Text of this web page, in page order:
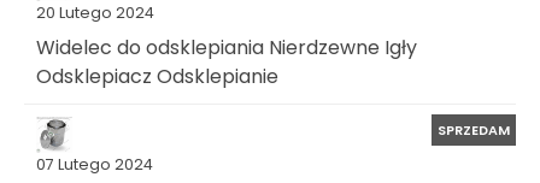
20 Lutego 2024
Widelec do odsklepiania Nierdzewne Igły
Odsklepiacz Odsklepianie
07 Lutego 2024
SPRZEDAM